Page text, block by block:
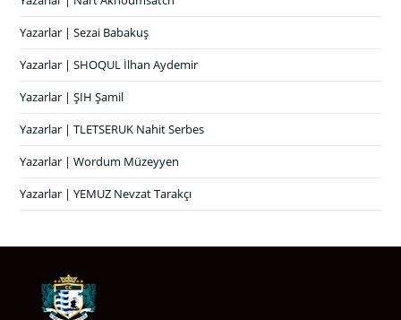
Yazarlar | Sezai Babakuş
Yazarlar | SHOQUL İlhan Aydemir
Yazarlar | ŞIH Şamil
Yazarlar | TLETSERUK Nahit Serbes
Yazarlar | Wordum Müzeyyen
Yazarlar | YEMUZ Nevzat Tarakçı